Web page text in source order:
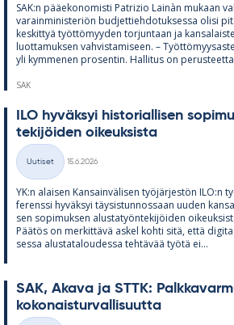
SAK:n pää­e­ko­no­misti Pat­rizio Lainàn mu­kaan
va­rain­mi­nis­te­riön bud­jet­tieh­do­tuk­sessa olisi
kes­kit­tyä työt­tö­myy­den tor­jun­taan ja
luot­ta­muk­sen vah­vis­ta­mi­seen. –
yli kym­me­nen pro­sen­tin. Hal­li­tus on
SAK
ILO hy­väk­syi his­to­rial­li­sen
te­ki­jöi­den oi­keuk­sista
Kategoriat
Uutiset
15.6.2026
YK:n alai­sen Kan­sain­vä­li­sen työ­jär­jes­tön ILO:n
fe­renssi hy­väk­syi täy­sis­tun­nos­saan uu­den
sen so­pi­muk­sen alus­ta­työn­te­ki­jöi­den
Pää­tös on mer­kit­tävä as­kel kohti sitä, että
sessa alus­ta­ta­lou­dessa teh­tä­vää työtä ei...
SAK, Akava ja STTK:
ko­ko­nais­tur­val­li­suutta